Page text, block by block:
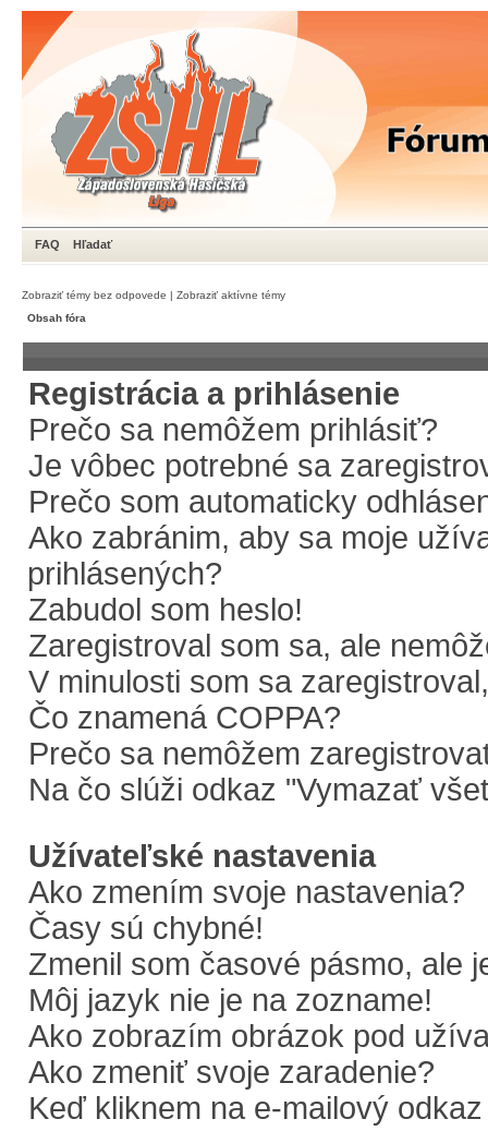
FAQ Hľadať
Zobraziť témy bez odpovede | Zobraziť aktívne témy
Obsah fóra
Registrácia a prihlásenie
Prečo sa nemôžem prihlásiť?
Je vôbec potrebné sa
Prečo som automaticky
Ako zabránim, aby sa moje
prihlásených?
Zabudol som heslo!
Zaregistroval som sa, ale
V minulosti som sa
Čo znamená COPPA?
Prečo sa nemôžem
Na čo slúži odkaz "Vymazať
Užívateľské nastavenia
Ako zmením svoje nastavenia?
Časy sú chybné!
Zmenil som časové pásmo, ale
Môj jazyk nie je na zozname!
Ako zobrazím obrázok pod
Ako zmeniť svoje zaradenie?
Keď kliknem na e-mailový